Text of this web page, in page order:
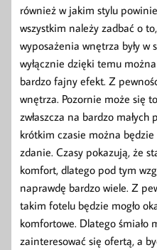
również w jakim stylu
wszystkim należy zadbać o
wyposażenia wnętrza były w
wyłącznie dzięki temu
bardzo fajny efekt. Z
wnętrza. Pozornie może się
zwłaszcza na bardzo
krótkim czasie można
zdanie. Czasy pokazują, że
komfort, dlatego pod tym
naprawdę bardzo wiele. Z
takim fotelu będzie mogło
komfortowe. Dlatego śmiało
zainteresować się ofertą, a